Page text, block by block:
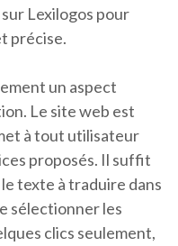
Lexilogos pour
précise.
un aspect
Le site web est
à tout utilisateur
proposés. Il suffit
texte à traduire dans
sélectionner les
clics seulement,